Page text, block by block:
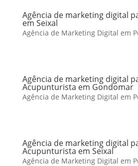
Agência de marketing digital
em Seixal
Agência de Marketing Digital em
Agência de marketing digital
Acupunturista em Gondomar
Agência de Marketing Digital em
Agência de marketing digital
Acupunturista em Seixal
Agência de Marketing Digital em